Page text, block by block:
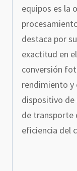
equipos es la
destaca por
exactitud en
conversión
rendimiento y
dispositivo de
de transporte
eficiencia del